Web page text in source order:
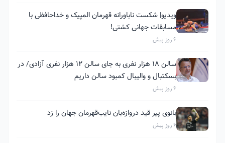
ویدیو| شکست ناباورانه قهرمان المپیک و خداحافظی با
مسابقات جهانی کشتی!
6 روز پیش
سالن ۱۸ هزار نفری به جای سالن ۱۲ هزار نفری آزادی/ در
بسکتبال و والیبال کمبود سالن داریم
6 روز پیش
بانوی پیر قید دروازه‌بان نایب‌قهرمان جهان را زد
6 روز پیش